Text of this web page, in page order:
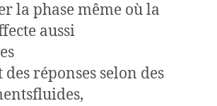
la phase même où la
aussi
réponses selon des